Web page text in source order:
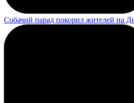
Собачий парад покорил жителей на